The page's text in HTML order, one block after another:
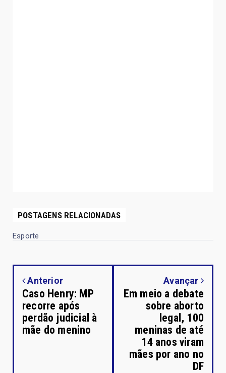
POSTAGENS RELACIONADAS
Esporte
Anterior
Caso Henry: MP
recorre após
perdão judicial à
mãe do menino
Avançar
Em meio a debate
sobre aborto
legal, 100
meninas de até
14 anos viram
mães por ano no
DF